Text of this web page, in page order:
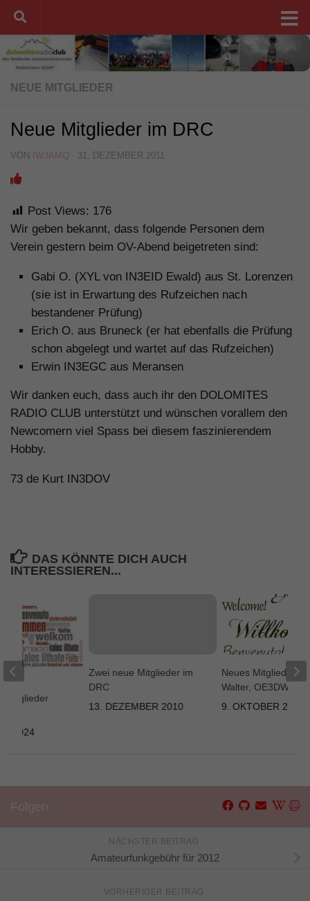
Unter dem Inhalt
NEUE MITGLIEDER
Neue Mitglieder im DRC
VON IW3AMQ · 31. DEZEMBER 2011
Post Views: 176
Wir geben bekannt, dass folgende Personen dem
Verein gestern beim OV-Abend beigetreten sind:
Gabi O. (XYL von IN3EID Ewald) aus St. Lorenzen
(sie ist in Erwartung des Rufzeichen nach
bestandener Prüfung)
Erich O. aus Bruneck (er hat ebenfalls die Prüfung
schon abgelegt und wartet auf das Rufzeichen)
Erwin IN3EGC aus Meransen
Wir danken euch, dass auch ihr den DOLOMITES
RADIO CLUB unterstützt und wünschen vorallem den
Newcomern viel Spass bei diesem faszinierendem
Hobby.
73 de Kurt IN3DOV
DAS KÖNNTE DICH AUCH
INTERESSIEREN...
Zwei neue Mitglieder im
DRC
13. DEZEMBER 2010
Neues Mitglied im
Walter, OE3DWA
9. OKTOBER 2019
Mitglieder
2024
NÄCHSTER BEITRAG
Amateurfunkgebühr für 2012
VORHERIGER BEITRAG